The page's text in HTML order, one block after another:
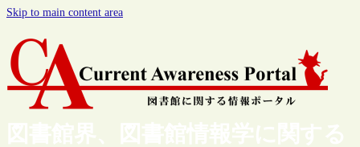
Skip to main content area
図書館界、図書館情報学に関する